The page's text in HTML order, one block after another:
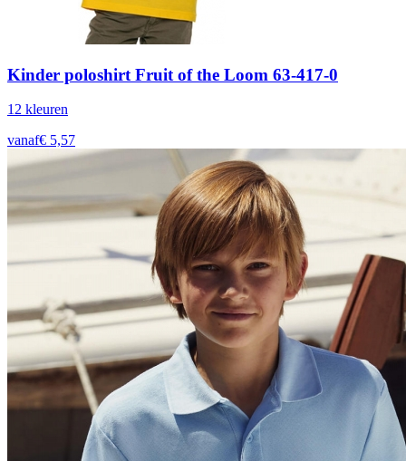
Kinder poloshirt Fruit of the Loom 63-417-0
12 kleuren
vanaf€ 5,57